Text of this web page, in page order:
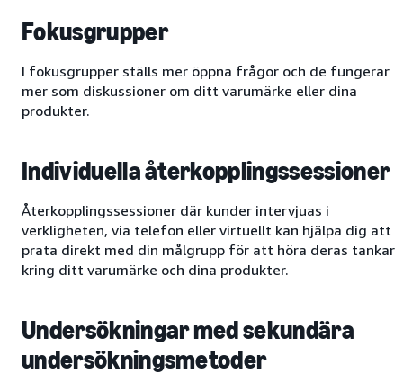
Fokusgrupper
I fokusgrupper ställs mer öppna frågor och de fungerar
mer som diskussioner om ditt varumärke eller dina
produkter.
Individuella återkopplingssessioner
Återkopplingssessioner där kunder intervjuas i
verkligheten, via telefon eller virtuellt kan hjälpa dig att
prata direkt med din målgrupp för att höra deras tankar
kring ditt varumärke och dina produkter.
Undersökningar med sekundära
undersökningsmetoder